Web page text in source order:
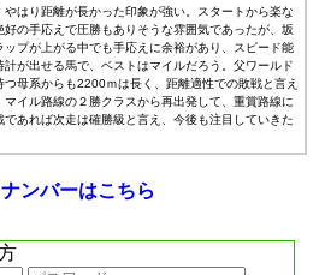
はり距離が長かった印象が強い。スタートから楽な
の手応えで圧勝もありそうな雰囲気であったが、坂
プが上がる中でも手応えに余裕があり、スピード能
が出せる馬で、ベストはマイルだろう。父ワールド
母系からも2200ｍは長く、距離適性での敗戦と言え
イル路線の２勝クラスから再出発して、重賞路線に
あれば次走は確勝級と言え、今後も注目していきた
ンバーはこちら